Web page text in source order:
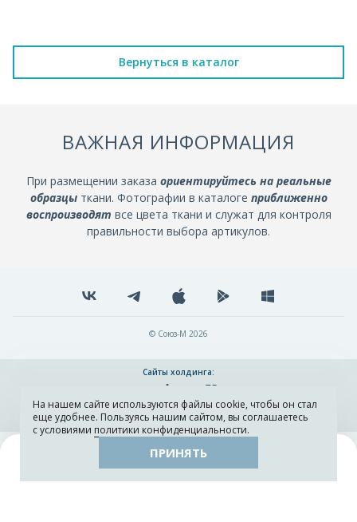
Каталог Остатки тканей
Вернуться в каталог
ВАЖНАЯ ИНФОРМАЦИЯ
При размещении заказа ориентируйтесь на реальные
образцыткани. Фотографии в каталоге приближенно
воспроизводят все цвета ткани и служат для контроля
правильности выбора артикулов.
© Союз-М 2026
Сайты холдинга:
Разработка и поддержка сайта ADN
На нашем сайте используются файлы cookie, чтобы он стал
еще удобнее. Пользуясь нашим сайтом, вы соглашаетесь
с условиями политики конфиденциальности.
ПРИНЯТЬ